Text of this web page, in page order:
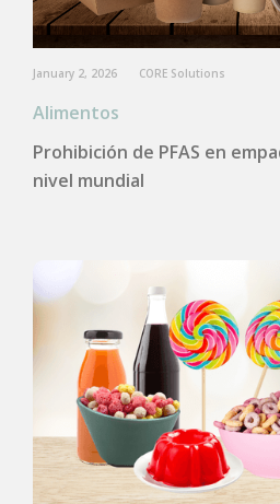
January 2, 2026 CORE Solutions
Alimentos
Prohibición de PFAS en
nivel mundial